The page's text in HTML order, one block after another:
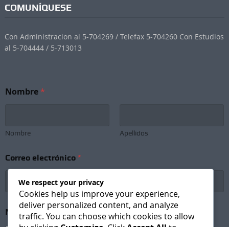
COMUNÍQUESE
Con Administracion al 5-704269 / Telefax 5-704260 Con Estudios
al 5-704444 / 5-713013
Nombre*
Nombre Apellidos
S
u
r
i
Correo electrónico *
Newsletter Subscription*
We respect your privacy
Cookies help us improve your experience,
deliver personalized content, and analyze
traffic. You can choose which cookies to allow